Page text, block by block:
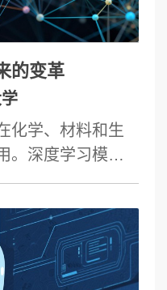
据的高效表征与
致力于革
升模拟与预测的
目标是构建
工作者的洞察力
力的协同演进，
式，实现从“工
”转变。最后，本
在跨模态
识深度推理，以
证的全流程闭环
以期为推动AGI技
的变革
化学、材料和生
。深度学习模
步为分子体系的
来范式变革。在
应用于分子和分
基于功能需求的